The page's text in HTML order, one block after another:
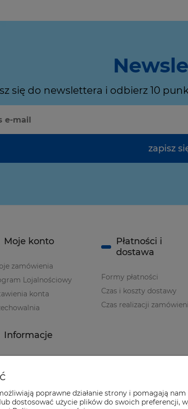
się do newslettera i odbierz 10
zapisz
Moje konto
zamówienia
Lojalnościowy
konta
Płatności i
dostawa
Formy płatności
Czas i koszty dostawy
Czas realizacji
Informacje
prywatności
poprawne działanie strony i pomagają
dostosować użycie plików do swoich preferencji,